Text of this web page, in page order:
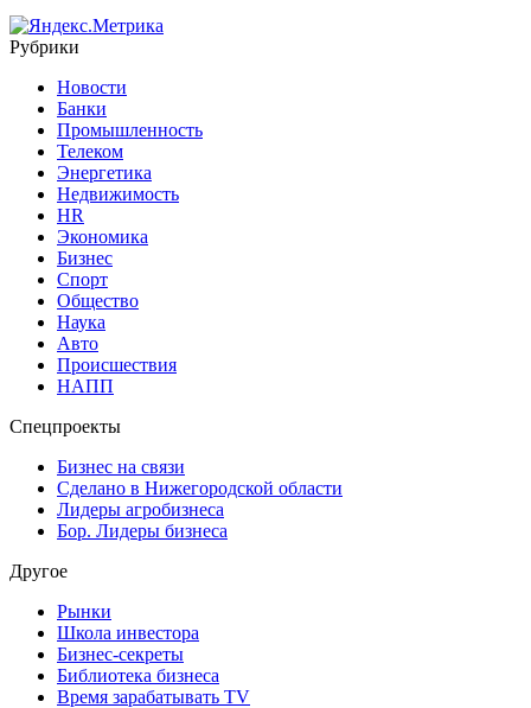
Рубрики
Новости
Банки
Промышленность
Телеком
Энергетика
Недвижимость
HR
Экономика
Бизнес
Спорт
Общество
Наука
Авто
Происшествия
НАПП
Спецпроекты
Бизнес на связи
Сделано в Нижегородской области
Лидеры агробизнеса
Бор. Лидеры бизнеса
Другое
Рынки
Школа инвестора
Бизнес-секреты
Библиотека бизнеса
Время зарабатывать TV